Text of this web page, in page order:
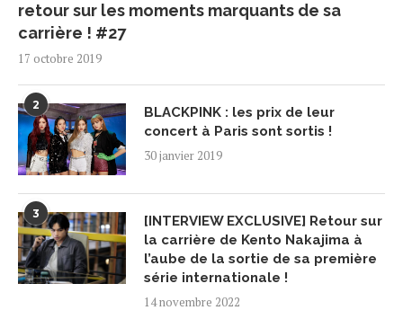
retour sur les moments marquants de sa
carrière ! #27
17 octobre 2019
2
BLACKPINK : les prix de leur
concert à Paris sont sortis !
30 janvier 2019
3
[INTERVIEW EXCLUSIVE] Retour sur
la carrière de Kento Nakajima à
l’aube de la sortie de sa première
série internationale !
14 novembre 2022